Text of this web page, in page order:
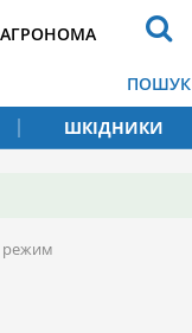
ПОШУК
ШКІДНИКИ
режим